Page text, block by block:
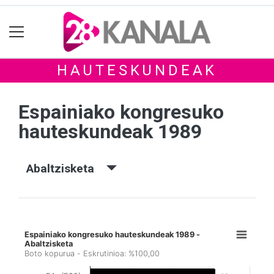
HAUTESKUNDEAK
Espainiako kongresuko
hauteskundeak 1989
Abaltzisketa
Espainiako kongresuko hauteskundeak 1989 -
Abaltzisketa
Boto kopurua - Eskrutinioa: %100,00